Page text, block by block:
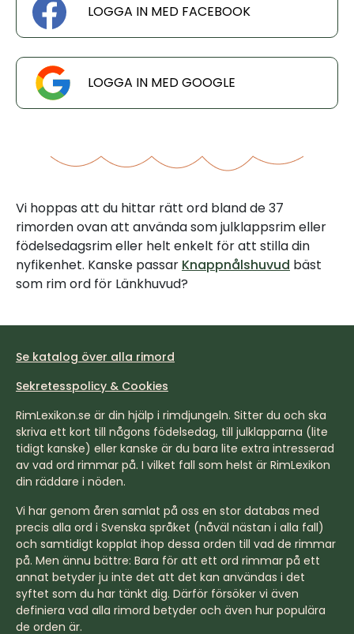
LOGGA IN MED FACEBOOK
LOGGA IN MED GOOGLE
Vi hoppas att du hittar rätt ord bland de 37
rimorden ovan att använda som julklappsrim eller
födelsedagsrim eller helt enkelt för att stilla din
nyfikenhet. Kanske passar Knappnålshuvud bäst
som rim ord för Länkhuvud?
Se katalog över alla rimord
Sekretesspolicy & Cookies
RimLexikon.se är din hjälp i rimdjungeln. Sitter du och ska
skriva ett kort till någons födelsedag, till julklapparna (lite
tidigt kanske) eller kanske är du bara lite extra intresserad
av vad ord rimmar på. I vilket fall som helst är RimLexikon
din räddare i nöden.
Vi har genom åren samlat på oss en stor databas med
precis alla ord i Svenska språket (nåväl nästan i alla fall)
och samtidigt kopplat ihop dessa orden till vad de rimmar
på. Men ännu bättre: Bara för att ett ord rimmar på ett
annat betyder ju inte det att det kan användas i det
syftet som du har tänkt dig. Därför försöker vi även
definiera vad alla rimord betyder och även hur populära
de orden är.